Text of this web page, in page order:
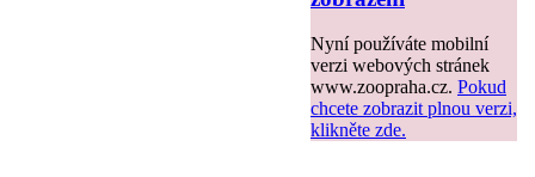
Nyní používáte mobilní
verzi webových stránek
www.zoopraha.cz. Pokud
chcete zobrazit plnou verzi,
klikněte zde.